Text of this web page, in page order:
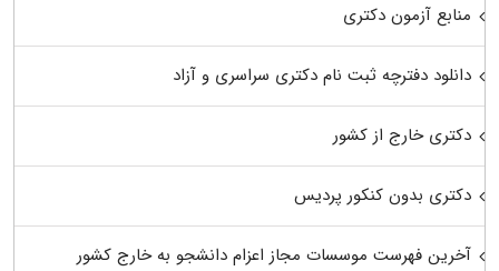
منابع آزمون دکتری
دانلود دفترچه ثبت نام دکتری سراسری و آزاد
دکتری خارج از کشور
دکتری بدون کنکور پردیس
آخرین فهرست موسسات مجاز اعزام دانشجو به خارج کشور